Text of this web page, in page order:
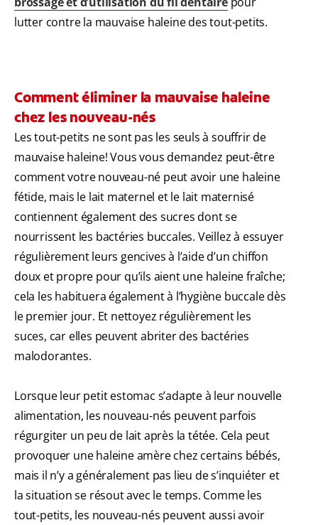
lutter contre la mauvaise haleine des tout-petits.
Comment éliminer la mauvaise haleine
chez les nouveau-nés
Les tout-petits ne sont pas les seuls à souffrir de
mauvaise haleine! Vous vous demandez peut-être
comment votre nouveau-né peut avoir une haleine
fétide, mais le lait maternel et le lait maternisé
contiennent également des sucres dont se
nourrissent les bactéries buccales. Veillez à essuyer
régulièrement leurs gencives à l’aide d’un chiffon
doux et propre pour qu’ils aient une haleine fraîche;
cela les habituera également à l’hygiène buccale dès
le premier jour. Et nettoyez régulièrement les
suces, car elles peuvent abriter des bactéries
malodorantes.
Lorsque leur petit estomac s’adapte à leur nouvelle
alimentation, les nouveau-nés peuvent parfois
régurgiter un peu de lait après la tétée. Cela peut
provoquer une haleine amère chez certains bébés,
mais il n’y a généralement pas lieu de s’inquiéter et
la situation se résout avec le temps. Comme les
tout-petits, les nouveau-nés peuvent aussi avoir